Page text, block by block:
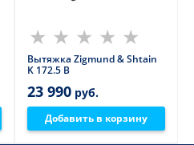
Вытяжка Zigmund & Shtain
K 172.5 B
23 990 руб.
Добавить в корзину